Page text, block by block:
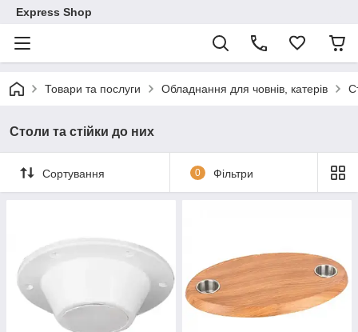
Express Shop
Товари та послуги Обладнання для човнів, катерів
Столи та стійки до них
Сортування 0 Фільтри